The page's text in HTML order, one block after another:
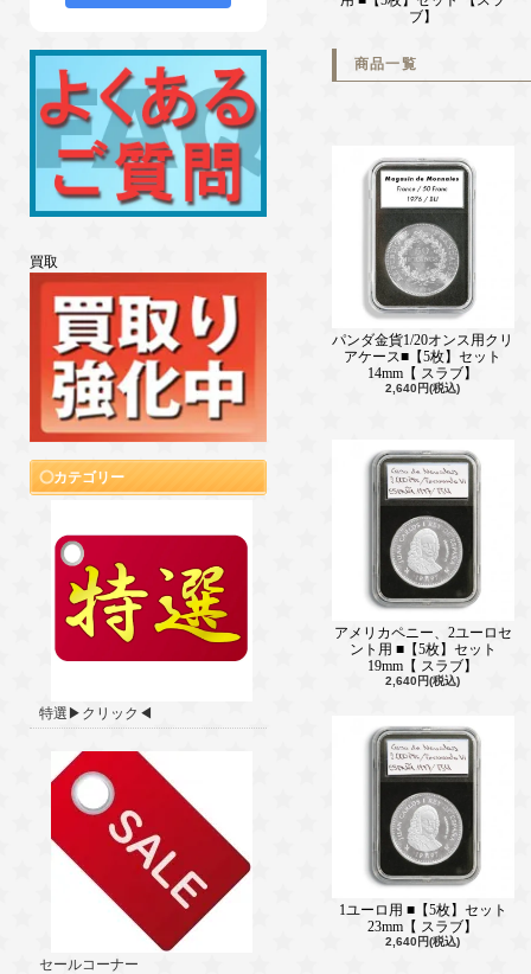
買取
カテゴリー
特選▶クリック◀
セールコーナー
ブ】
商品一覧
パンダ金貨1/20オンス用クリ
アケース■【5枚】セット
14mm【 スラブ】
2,640円(税込)
アメリカペニー、2ユーロセ
ント用 ■【5枚】セット
19mm【 スラブ】
2,640円(税込)
1ユーロ用 ■【5枚】セット
23mm【 スラブ】
2,640円(税込)